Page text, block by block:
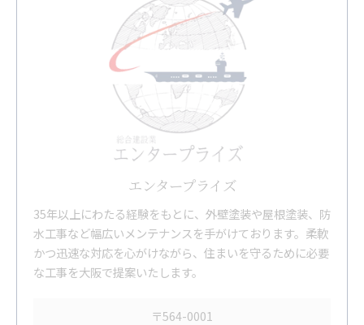
エンタープライズ
35年以上にわたる経験をもとに、外壁塗装や屋根塗装、防
水工事など幅広いメンテナンスを手がけております。柔軟
かつ迅速な対応を心がけながら、住まいを守るために必要
な工事を大阪で提案いたします。
〒564-0001